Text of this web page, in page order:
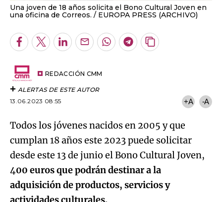
Una joven de 18 años solicita el Bono Cultural Joven en
una oficina de Correos.
EUROPA PRESS (ARCHIVO)
Facebook
TwitterLinkedInEnviarWhatsapp
Telegram
Copiar
REDACCIÓN CMM
ALERTAS DE ESTE AUTOR
13.06.2023 08:55
+A -A
Todos los jóvenes nacidos en 2005 y que
cumplan 18 años este 2023 puede solicitar
desde este 13 de junio el Bono Cultural Joven,
400 euros que podrán destinar a la
adquisición de productos, servicios y
actividades culturales.